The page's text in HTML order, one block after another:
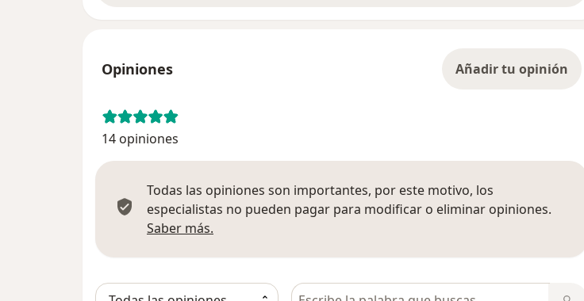
Opiniones Añadir tu opinión
14 opiniones
Todas las opiniones son importantes, por este motivo, los
especialistas no pueden pagar para modificar o eliminar opiniones.
Saber más.
Busca en opiniones